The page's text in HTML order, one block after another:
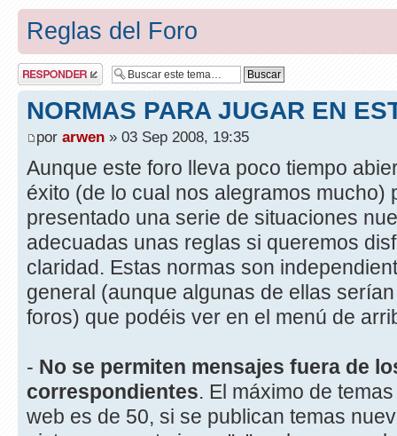
Reglas del Foro
Publicar una
respuesta
NORMAS PARA JUGAR EN
por arwen » 03 Sep 2008, 19:35
Aunque este foro lleva poco tiempo
éxito (de lo cual nos alegramos mucho)
presentado una serie de situaciones
adecuadas unas reglas si queremos
claridad. Estas normas son
general (aunque algunas de ellas
foros) que podéis ver en el menú de
- No se permiten mensajes fuera de
correspondientes. El máximo de
web es de 50, si se publican temas